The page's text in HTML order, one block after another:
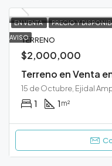
EN VENTA PRECIO Y
AVISOTERRENO
$2,000,000
1 1 m²